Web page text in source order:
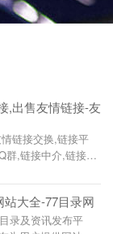
,出售友情链接-友
链接交换,链接平
群,链接中介,链接买
大全-77目录网
录及资讯发布平